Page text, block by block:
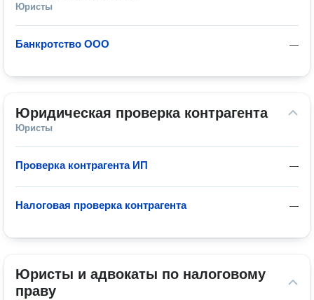
Юристы
—
Банкротство ООО
Юридическая проверка контрагента
Юристы
—
Проверка контрагента ИП
—
Налоговая проверка контрагента
Юристы и адвокаты по налоговому
праву